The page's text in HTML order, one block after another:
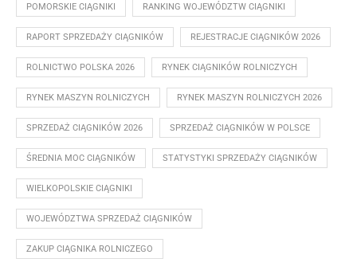
POMORSKIE CIĄGNIKI RANKING WOJEWÓDZTW CIĄGNIKI
RAPORT SPRZEDAŻY CIĄGNIKÓW REJESTRACJE CIĄGNIKÓW 2026
ROLNICTWO POLSKA 2026 RYNEK CIĄGNIKÓW ROLNICZYCH
RYNEK MASZYN ROLNICZYCH RYNEK MASZYN ROLNICZYCH 2026
SPRZEDAŻ CIĄGNIKÓW 2026 SPRZEDAŻ CIĄGNIKÓW W POLSCE
ŚREDNIA MOC CIĄGNIKÓW STATYSTYKI SPRZEDAŻY CIĄGNIKÓW
WIELKOPOLSKIE CIĄGNIKI
WOJEWÓDZTWA SPRZEDAŻ CIĄGNIKÓW
ZAKUP CIĄGNIKA ROLNICZEGO